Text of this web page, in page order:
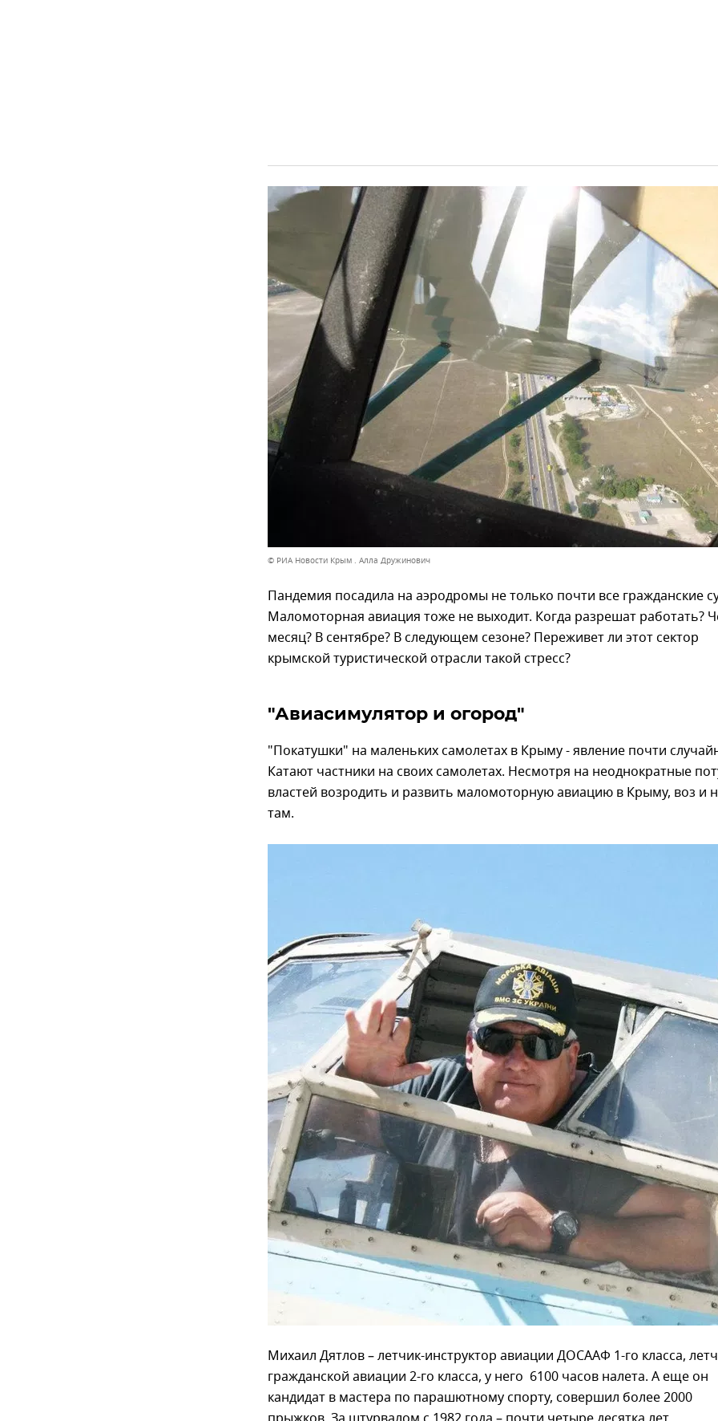
© РИА Новости Крым . Алла Дружинович
Пандемия посадила на аэродромы не только почти все гражданские
Маломоторная авиация тоже не выходит. Когда разрешат работать?
месяц? В сентябре? В следующем сезоне? Переживет ли этот сектор
крымской туристической отрасли такой стресс?
"Авиасимулятор и огород"
"Покатушки" на маленьких самолетах в Крыму - явление почти
Катают частники на своих самолетах. Несмотря на неоднократные
властей возродить и развить маломоторную авиацию в Крыму, воз и
там.
Михаил Дятлов – летчик-инструктор авиации ДОСААФ 1-го класса,
гражданской авиации 2-го класса, у него 6100 часов налета. А еще он
кандидат в мастера по парашютному спорту, совершил более 2000